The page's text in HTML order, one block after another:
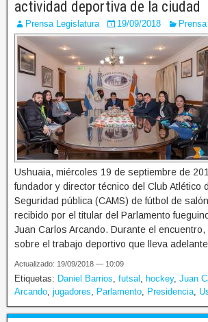
actividad deportiva de la ciudad
Prensa Legislatura 19/09/2018 Prensa
Ushuaia, miércoles 19 de septiembre de
fundador y director técnico del Club Atlético
Seguridad pública (CAMS) de fútbol de
recibido por el titular del Parlamento
Juan Carlos Arcando. Durante el
sobre el trabajo deportivo que lleva
Actualizado: 19/09/2018 — 10:09
Etiquetas: Daniel Barrios futsal hockey, Juan
Arcando jugadores Parlamento Presidencia